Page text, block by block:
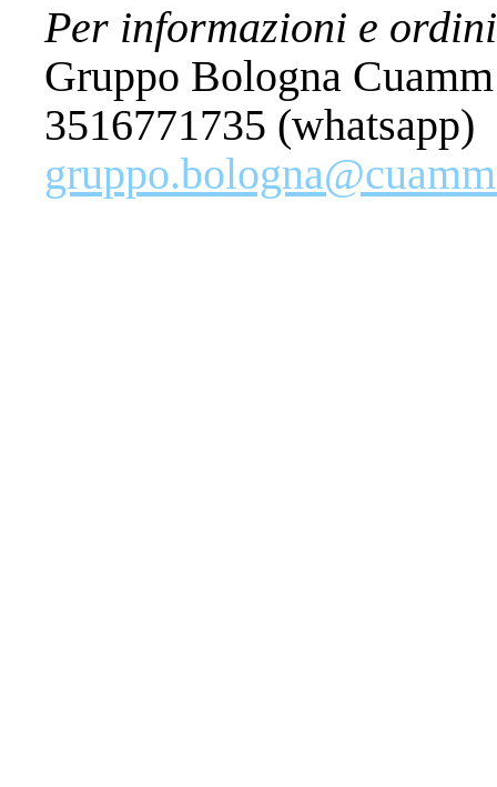
Per informazioni e
Gruppo Bologna Cuamm
3516771735 (whatsapp)